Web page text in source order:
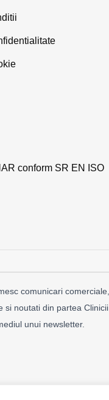
conform SR EN ISO
comunicari comerciale,
si noutati din partea Clinicii
unui newsletter.